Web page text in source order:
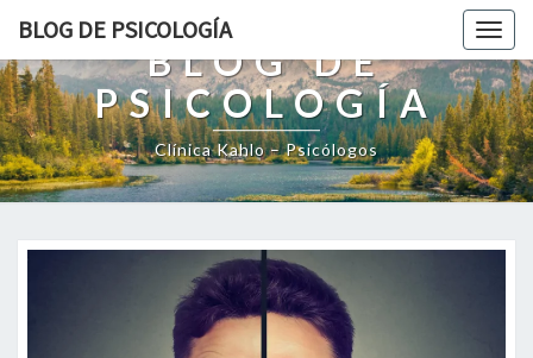
BLOG DE PSICOLOGÍA
BLOG DE
PSICOLOGÍA
Clínica Kahlo – Psicólogos